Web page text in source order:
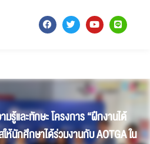
รู้และทักษะ โครงการ “ฝึกงานได้
ห้นักศึกษาได้ร่วมงานกับ AOTGA ใน